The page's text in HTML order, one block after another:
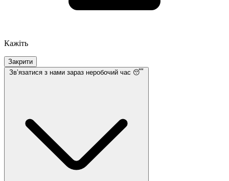
Кажіть
Закрити
Звʼязатися з нами зараз неробочий час 😴